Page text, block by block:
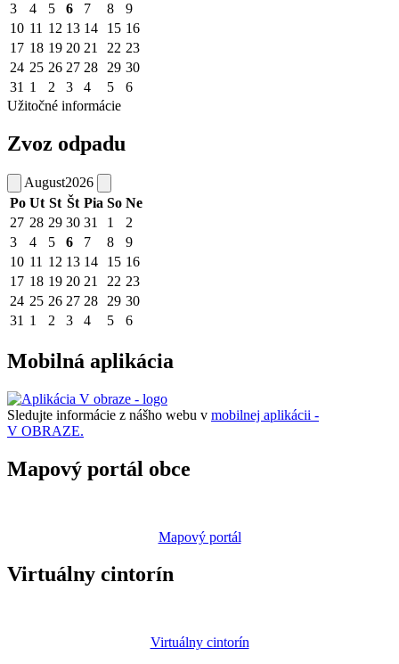
3
4 5 6 7 8
9
10 11 12 13 14 15 16
17 18 19 20 21 22 23
24 25 26 27 28 29 30
31 1 2 3 4 5
6
Užitočné informácie
Zvoz odpadu
August2026
Po Ut St Št Pia So Ne
27 28 29 30 31 1
2
3
4 5 6 7 8
9
10 11 12 13 14 15 16
17 18 19 20 21 22 23
24 25 26 27 28 29 30
31 1 2 3 4 5 6
Mobilná aplikácia
Sledujte informácie z nášho webu v mobilnej aplikácii -
V OBRAZE.
Mapový portál obce
Mapový portál
Virtuálny cintorín
Virtuálny cintorín